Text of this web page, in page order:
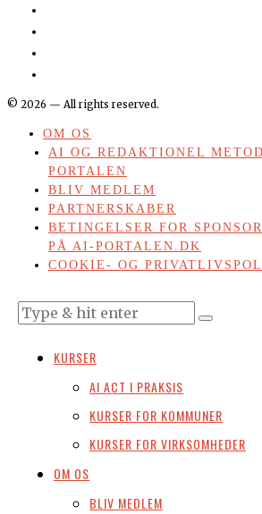
© 2026 — All rights reserved.
OM OS
AI OG REDAKTIONEL
PORTALEN
BLIV MEDLEM
PARTNERSKABER
BETINGELSER FOR
PÅ AI-PORTALEN.DK
COOKIE- OG
KURSER
AI ACT I PRAKSIS
KURSER FOR KOMMUNER
KURSER FOR VIRKSOMHEDER
OM OS
BLIV MEDLEM